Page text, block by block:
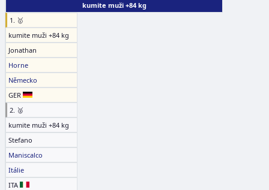
kumite muži +84 kg
1. 🥇
kumite muži +84 kg
Jonathan
Horne
Německo
GER
2. 🥈
kumite muži +84 kg
Stefano
Maniscalco
Itálie
ITA